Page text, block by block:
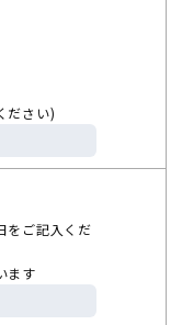
ださい)
をご記入くだ
ます